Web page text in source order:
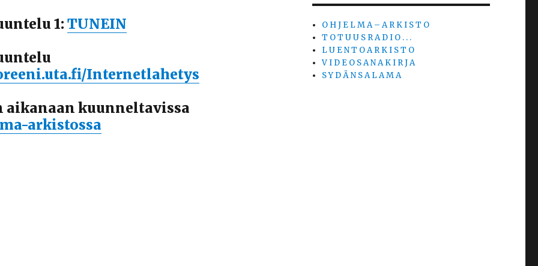
1: TUNEIN
Internetlahetys
aikanaan kuunneltavissa
arkistossa
O H J E L M A – A R K I S T O
T O T U U S R A D I O . . .
L U E N T O A R K I S T O
V I D E O S A N A K I R J A
S Y D Ä N S A L A M A